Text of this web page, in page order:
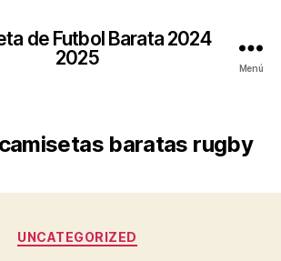
de Futbol Barata 2024
2025
Menú
camisetas baratas rugby
Categorías
UNCATEGORIZED